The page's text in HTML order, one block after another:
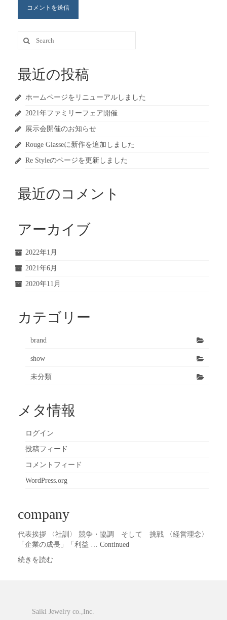
Search
for:
最近の投稿
ホームページをリニューアルしました
2021年ファミリーフェア開催
展示会開催のお知らせ
Rouge Glasseに新作を追加しました
Re Styleのページを更新しました
最近のコメント
アーカイブ
2022年1月
2021年6月
2020年11月
カテゴリー
brand
show
未分類
メタ情報
ログイン
投稿フィード
コメントフィード
WordPress.org
company
代表挨拶 〈社訓〉 競争・協調 そして 挑戦 〈経営理念〉
「企業の成長」「利益 … Continued
続きを読む
Saiki Jewelry co.,Inc.